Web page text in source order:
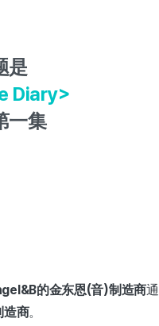
是
Diary>
一集
的金东恩(音)制造商
造商。